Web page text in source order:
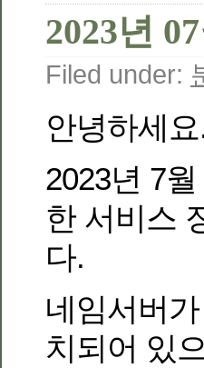
2023년
Filed under:
안녕하세
2023년 7
한 서비스
다.
네임서버
치되어 있